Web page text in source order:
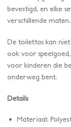
bevestigd, en elke
verschillende maten.
De toilettas kan
ook voor
voor kinderen die
onderweg bent.
Details
Materiaal: